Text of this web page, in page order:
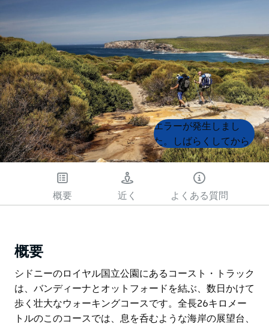
Product
List
Product
List
エラーが発生しまし
た。しばらくしてから
もう一度試してくださ
概要 近く よくある質問
概要
シドニーのロイヤル国立公園にあるコースト・トラック
は、バンディーナとオットフォードを結ぶ、数日かけて
歩く壮大なウォーキングコースです。全長26キロメー
トルのこのコースでは、息を呑むような海岸の展望台、